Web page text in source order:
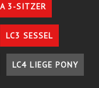
3-SITZER
LC3 SESSEL
LC4 LIEGE PONY